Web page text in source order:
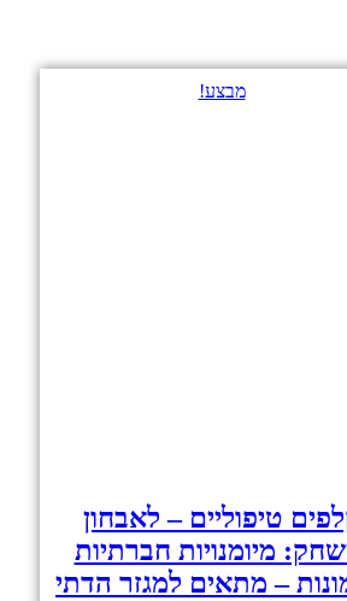
מבצע!
טיפוליים – לאבחון
מיומנויות חברתיות
– מתאים למגזר הדתי